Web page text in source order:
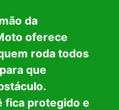
da
oferece
roda todos
que
fica protegido e